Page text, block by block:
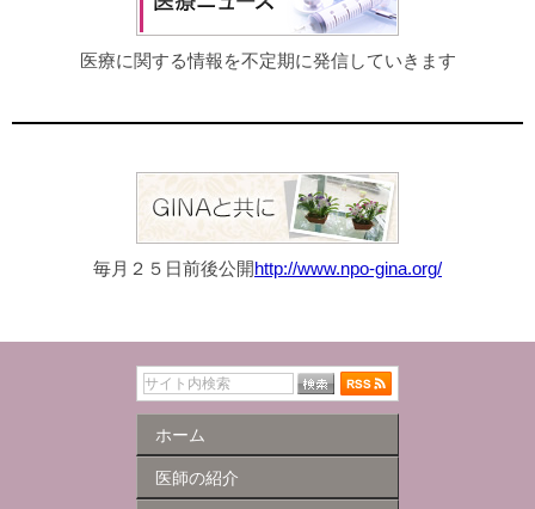
医療に関する情報を不定期に発信していきます
毎月２５日前後公開http://www.npo-gina.org/
ホーム
医師の紹介